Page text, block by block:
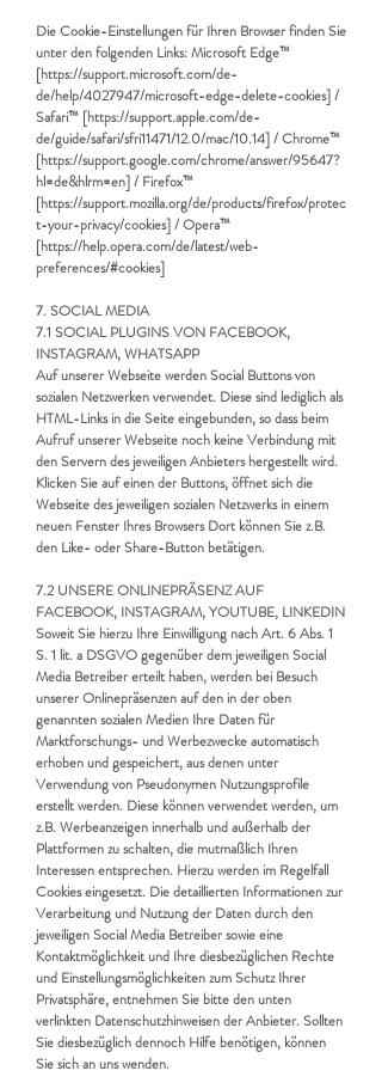
Die Cookie-Einstellungen für Ihren Browser finden Sie
unter den folgenden Links: Microsoft Edge™
[https://support.microsoft.com/de-
de/help/4027947/microsoft-edge-delete-cookies]/
Safari™ [https://support.apple.com/de-
de/guide/safari/sfri11471/12.0/mac/10.14]/ Chrome™
[https://support.google.com/chrome/answer/95647?
hl=de&hlrm=en]/ Firefox™
[https://support.mozilla.org/de/products/firefox/protec
t-your-privacy/cookies]/ Opera™
[https://help.opera.com/de/latest/web-
preferences/#cookies]
7. SOCIAL MEDIA
7.1 SOCIAL PLUGINS VON FACEBOOK,
INSTAGRAM, WHATSAPP
Auf unserer Webseite werden Social Buttons von
sozialen Netzwerken verwendet. Diese sind lediglich als
HTML-Links in die Seite eingebunden, so dass beim
Aufruf unserer Webseite noch keine Verbindung mit
den Servern des jeweiligen Anbieters hergestellt wird.
Klicken Sie auf einen der Buttons, öffnet sich die
Webseite des jeweiligen sozialen Netzwerks in einem
neuen Fenster Ihres Browsers Dort können Sie z.B.
den Like- oder Share-Button betätigen.
7.2 UNSERE ONLINEPRÄSENZ AUF
FACEBOOK, INSTAGRAM, YOUTUBE, LINKEDIN
Soweit Sie hierzu Ihre Einwilligung nach Art. 6 Abs. 1
S. 1 lit. a DSGVO gegenüber dem jeweiligen Social
Media Betreiber erteilt haben, werden bei Besuch
unserer Onlinepräsenzen auf den in der oben
genannten sozialen Medien Ihre Daten für
Marktforschungs- und Werbezwecke automatisch
erhoben und gespeichert, aus denen unter
Verwendung von Pseudonymen Nutzungsprofile
erstellt werden. Diese können verwendet werden, um
z.B. Werbeanzeigen innerhalb und außerhalb der
Plattformen zu schalten, die mutmaßlich Ihren
Interessen entsprechen. Hierzu werden im Regelfall
Cookies eingesetzt. Die detaillierten Informationen zur
Verarbeitung und Nutzung der Daten durch den
jeweiligen Social Media Betreiber sowie eine
Kontaktmöglichkeit und Ihre diesbezüglichen Rechte
und Einstellungsmöglichkeiten zum Schutz Ihrer
Privatsphäre, entnehmen Sie bitte den unten
verlinkten Datenschutzhinweisen der Anbieter. Sollten
Sie diesbezüglich dennoch Hilfe benötigen, können
Sie sich an uns wenden.